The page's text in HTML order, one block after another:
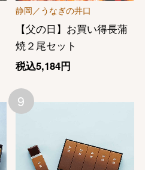
静岡／うなぎの井口
【父の日】お買い得長蒲
焼２尾セット
税込5,184円
9